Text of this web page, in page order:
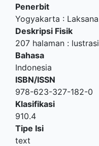
Penerbit
Yogyakarta : Laksana
Deskripsi Fisik
207 halaman :
Bahasa
Indonesia
ISBN/ISSN
978-623-327-182-0
Klasifikasi
910.4
Tipe Isi
text